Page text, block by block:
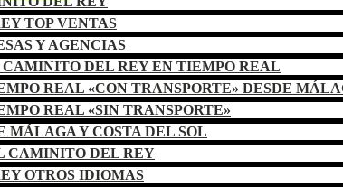
TOP VENTAS
Y AGENCIAS
DEL REY EN TIEMPO REAL
REAL «CON TRANSPORTE» DESDE
REAL «SIN TRANSPORTE»
MÁLAGA Y COSTA DEL SOL
CAMINITO DEL REY
OTROS IDIOMAS